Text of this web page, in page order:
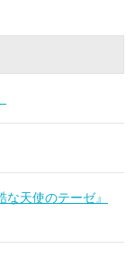
天使のテーゼ』